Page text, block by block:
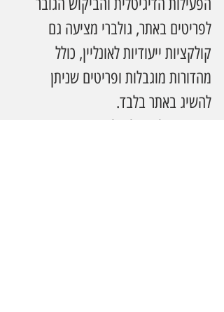
לפריטים באתר, גולברי מציעה גם
קולקציות ייעודיות לאונליין, כולל
מהדורות מוגבלות ופריטים שניתן
להשיג באתר בלבד.
אתר האונליין של גולברי מציע מגוון רחב